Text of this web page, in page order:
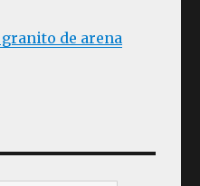
de arena